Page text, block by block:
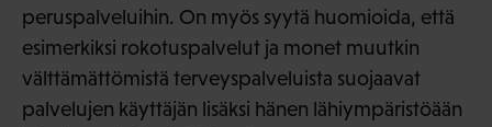
peruspalveluihin. On myös syytä huomioida, että
esimerkiksi rokotuspalvelut ja monet muutkin
välttämättömistä terveyspalveluista suojaavat
palvelujen käyttäjän lisäksi hänen lähiympäristöään